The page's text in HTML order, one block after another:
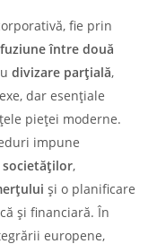
fie prin
fuziune între două
divizare parțială,
dar esențiale
pieței moderne.
impune
societăților,
și o planificare
și financiară. În
europene,